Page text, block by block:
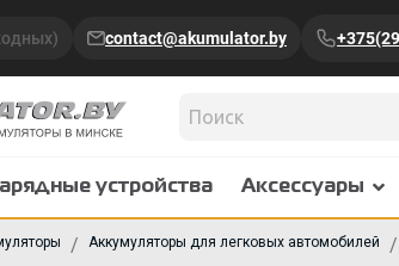
contact@akumulator.by
устройства Аксессуары
Аккумуляторы для легковых автомобилей